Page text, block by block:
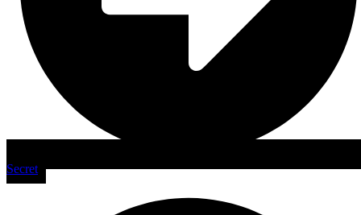
Secret